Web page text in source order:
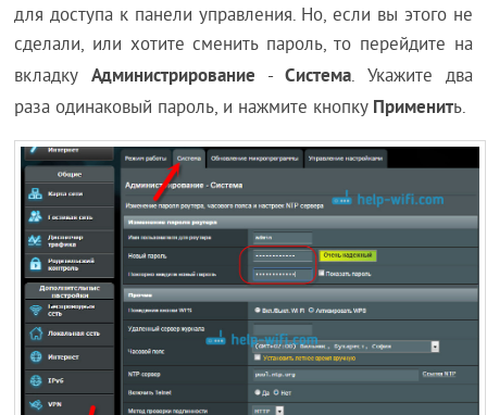
для доступа к панели управления. Но, если вы этого не
сделали, или хотите сменить пароль, то перейдите на
вкладкуАдминистрирование -Система. Укажите два
раза одинаковый пароль, и нажмите кнопку Применить.